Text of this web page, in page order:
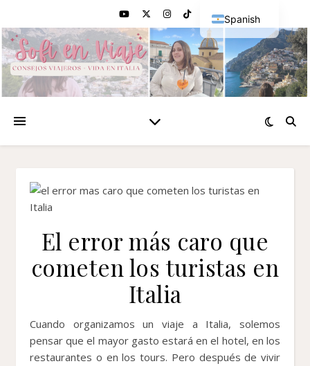
El error más caro que
cometen los turistas en
Italia
Cuando organizamos un viaje a Italia, solemos
pensar que el mayor gasto estará en el hotel, en los
restaurantes o en los tours. Pero después de vivir
Spanish
English